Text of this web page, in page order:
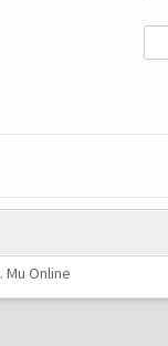
. Mu Online